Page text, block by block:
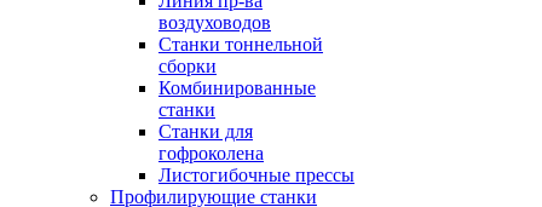
воздуховодов
Станки тоннельной
сборки
Комбинированные
станки
Станки для
гофроколена
Листогибочные прессы
Профилирующие станки